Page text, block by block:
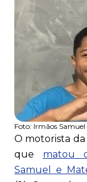
Foto: Irmãos Samuel
O motorista
que matou
Samuel e